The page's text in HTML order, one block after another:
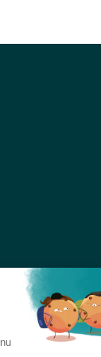
Exclusif